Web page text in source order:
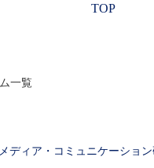
TOP
一覧
メディア・コミュニケーショ